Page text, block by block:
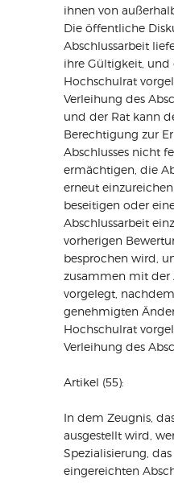
ihnen von
Die öffentliche
Abschlussarbeit
ihre Gültigkeit,
Hochschulrat
Verleihung des
und der Rat kann
Berechtigung zur
Abschlusses nicht
ermächtigen, die
erneut
beseitigen oder
Abschlussarbeit
vorherigen
besprochen wird,
zusammen mit der
vorgelegt,
genehmigten
Hochschulrat
Verleihung des
Artikel (55):
In dem Zeugnis,
ausgestellt wird,
Spezialisierung,
eingereichten